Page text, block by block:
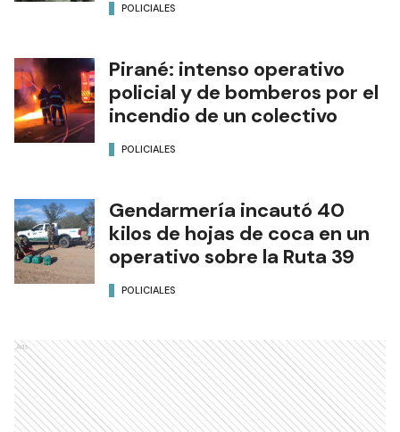
POLICIALES
Pirané: intenso operativo
policial y de bomberos por el
incendio de un colectivo
POLICIALES
Gendarmería incautó 40
kilos de hojas de coca en un
operativo sobre la Ruta 39
POLICIALES
Ads